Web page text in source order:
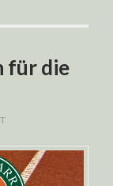
für die
WETTQUOTEN
FÜR
DIE